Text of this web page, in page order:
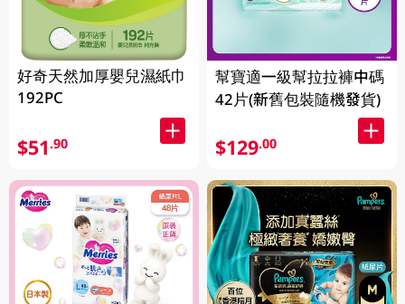
好奇天然加厚嬰兒濕紙巾
192PC
$51.90
幫寶適一級幫拉拉褲中碼
42片(新舊包裝隨機發貨)
$129.00